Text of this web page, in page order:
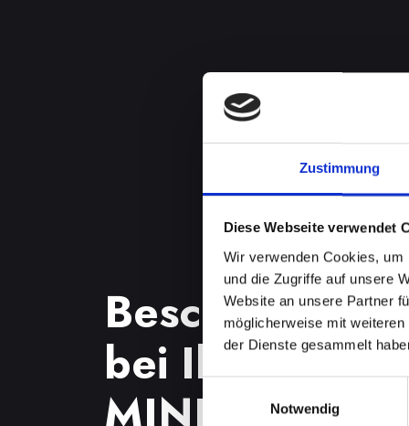
Zustimmung
Diese Webseite verwendet
Wir verwenden Cookies,
und die Zugriffe auf unsere
Website an unsere Partner
möglicherweise mit
der Dienste gesammelt
Notwendig
Beschädigtes
bei Ihrem